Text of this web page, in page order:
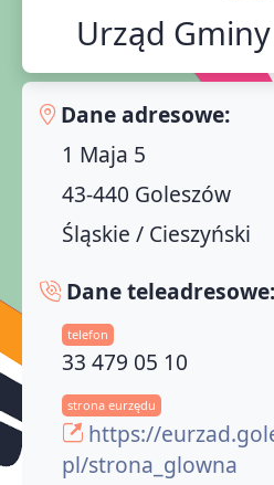
Urząd
Dane adresowe:
1 Maja 5
43-440 Goleszów
Śląskie / Cieszyński
Dane teleadresowe:
telefon
33 479 05 10
strona eurzędu
https://
pl/strona_glowna